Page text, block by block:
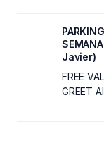
Javier)
FREE
GREET